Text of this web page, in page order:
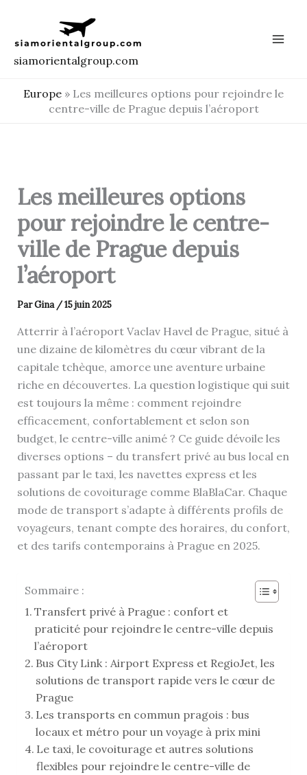
contenu
siamorientalgroup.com
Europe » Les meilleures options pour rejoindre le
centre-ville de Prague depuis l’aéroport
Les meilleures options
pour rejoindre le centre-
ville de Prague depuis
l’aéroport
ParGina /15 juin 2025
Atterrir à l’aéroport Vaclav Havel de Prague, situé à
une dizaine de kilomètres du cœur vibrant de la
capitale tchèque, amorce une aventure urbaine
riche en découvertes. La question logistique qui suit
est toujours la même : comment rejoindre
efficacement, confortablement et selon son
budget, le centre-ville animé ? Ce guide dévoile les
diverses options – du transfert privé au bus local en
passant par le taxi, les navettes express et les
solutions de covoiturage comme BlaBlaCar. Chaque
mode de transport s’adapte à différents profils de
voyageurs, tenant compte des horaires, du confort,
et des tarifs contemporains à Prague en 2025.
Sommaire :
Transfert privé à Prague : confort et
praticité pour rejoindre le centre-ville depuis
l’aéroport
Bus City Link : Airport Express et RegioJet, les
solutions de transport rapide vers le cœur de
Prague
Les transports en commun pragois : bus
locaux et métro pour un voyage à prix mini
Le taxi, le covoiturage et autres solutions
flexibles pour rejoindre le centre-ville de